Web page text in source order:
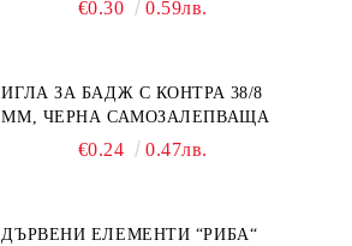
€0.30 0.59лв.
ИГЛА ЗА БАДЖ С КОНТРА 38/8
ММ, ЧЕРНА САМОЗАЛЕПВАЩА
€0.24 0.47лв.
ДЪРВЕНИ ЕЛЕМЕНТИ “РИБА“